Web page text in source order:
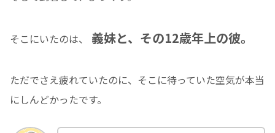
そこにいたのは、 義妹と、その12歳年上の彼。
ただでさえ疲れていたのに、そこに待っていた空気が本当
にしんどかったです。